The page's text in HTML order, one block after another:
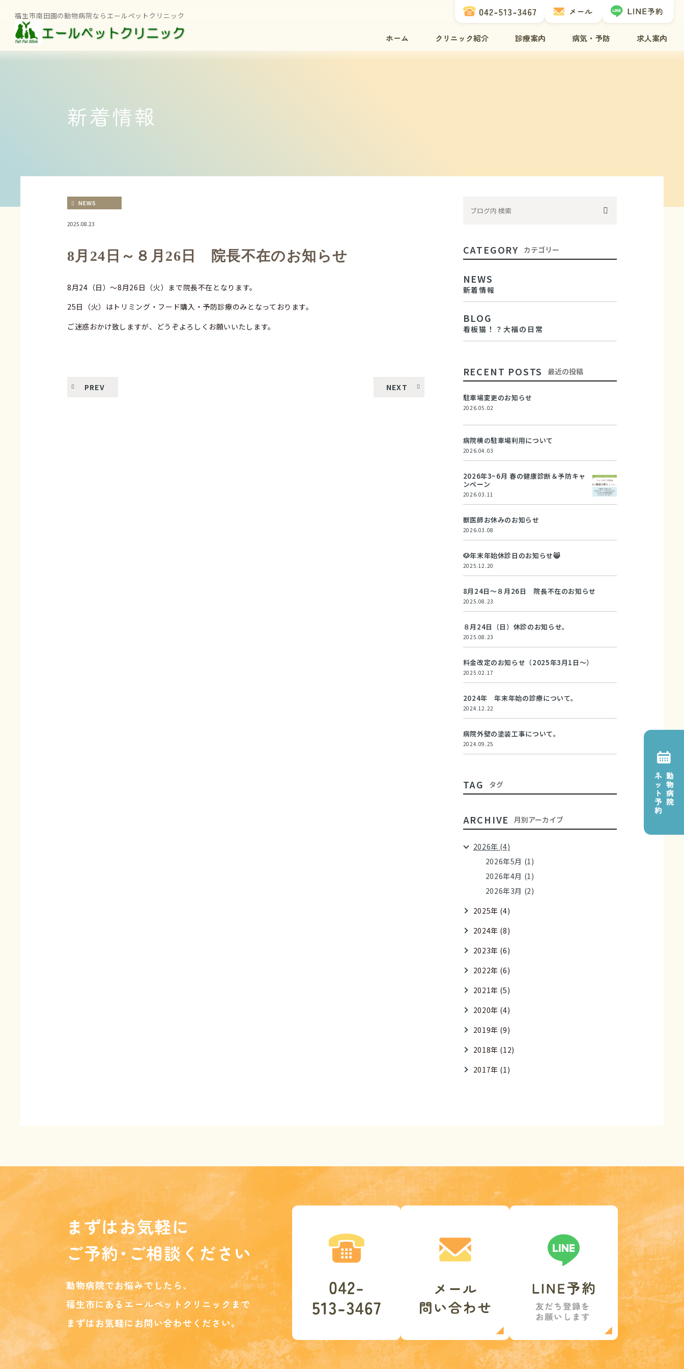
福生市南田園の動物病院ならエールペットクリニック
ホーム クリニック紹介 診療案内 病気・予防 求人案内
新着情報
NEWS
2025.08.23
8月24日～８月26日 院長不在のお知らせ
8月24（日）～8月26日（火）まで院長不在となります。
25日（火）はトリミング・フード購入・予防診療のみとなっております。
ご迷惑おかけ致しますが、どうぞよろしくお願いいたします。
PREV NEXT
CATEGORY カテゴリー
NEWS
新着情報
BLOG
看板猫！？大福の日常
RECENT POSTS 最近の投稿
駐車場変更のお知らせ
2026.05.02
病院横の駐車場利用について
2026.04.03
2026年3~6月 春の健康診断＆予防キャ
ンペーン
2026.03.11
獣医師お休みのお知らせ
2026.03.08
🐶年末年始休診日のお知らせ😸
2025.12.20
8月24日～８月26日 院長不在のお知らせ
2025.08.23
８月24日（日）休診のお知らせ。
2025.08.23
料金改定のお知らせ（2025年3月1日～）
2025.02.17
2024年 年末年始の診療について。
2024.12.22
病院外壁の塗装工事について。
2024.09.25
TAG タグ
ARCHIVE 月別アーカイブ
2026年 (4)
2026年5月 (1)
2026年4月 (1)
2026年3月 (2)
2025年 (4)
2024年 (8)
2023年 (6)
2022年 (6)
2021年 (5)
2020年 (4)
2019年 (9)
2018年 (12)
2017年 (1)
まずはお気軽に
ご予約･ご相談ください
動物病院でお悩みでしたら、
福生市にあるエールペットクリニックまで
まずはお気軽にお問い合わせください。